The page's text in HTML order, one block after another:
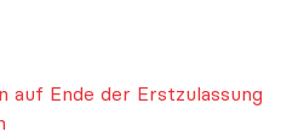
auf Ende der Erstzulassung